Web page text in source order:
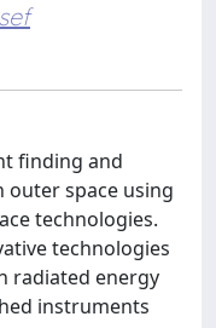
finding and
outer space using
technologies.
technologies
radiated energy
instruments